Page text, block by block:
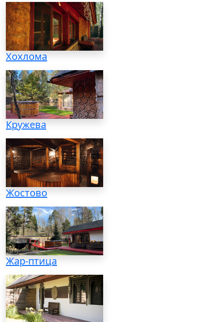
Хохлома
Кружева
Жостово
Жар-птица